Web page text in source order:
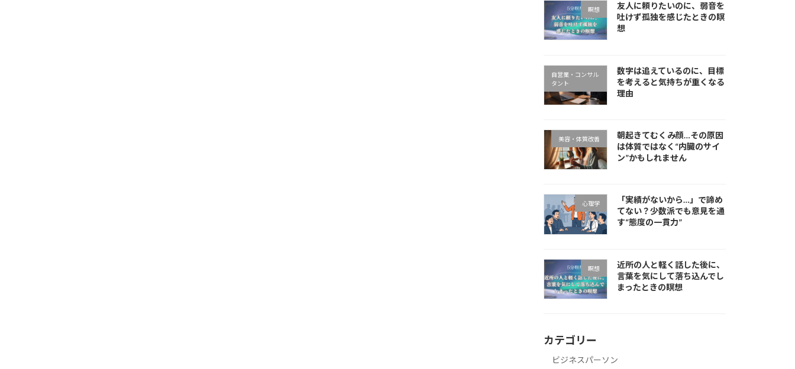
瞑想
友人に頼りたいのに、弱音を
吐けず孤独を感じたときの瞑
想
自営業・コンサル
タント
数字は追えているのに、目標
を考えると気持ちが重くなる
理由
美容・体質改善
朝起きてむくみ顔…その原因
は体質ではなく“内臓のサイ
ン”かもしれません
心理学
「実績がないから…」で諦め
てない？少数派でも意見を通
す“態度の一貫力”
瞑想
近所の人と軽く話した後に、
言葉を気にして落ち込んでし
まったときの瞑想
カテゴリー
ビジネスパーソン